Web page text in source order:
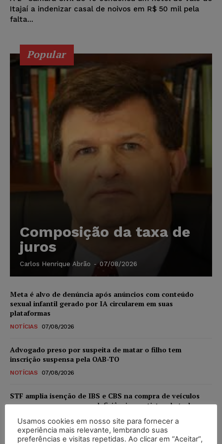
Itajaí a indenizar casal de noivos em R$ 50 mil pela
falta...
Popular
Composição da taxa de
juros
Carlos Henrique Abrão - 07/08/2026
Meta é alvo de denúncia após anúncios com conteúdo
sexual infantil gerado por IA circularem em suas
plataformas
NOTÍCIAS 07/08/2026
Advogado preso por suspeita de matar o filho tem
inscrição suspensa pela OAB-TO
NOTÍCIAS 07/08/2026
STF amplia isenção de IBS e CBS na compra de veículos
novos para pessoas com deficiência e autistas de todos os
DIREITO TRIBUTÁRIO 07/08/2026
Usamos cookies em nosso site para fornecer a
experiência mais relevante, lembrando suas
preferências e visitas repetidas. Ao clicar em “Aceitar”,